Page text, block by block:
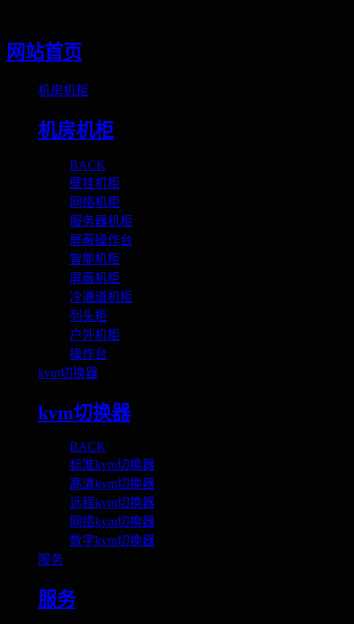
网站首页
机房机柜
机房机柜
BACK
壁挂机柜
网络机柜
服务器机柜
屏蔽操作台
智能机柜
屏蔽机柜
冷通道机柜
列头柜
户外机柜
操作台
kvm切换器
kvm切换器
BACK
标准kvm切换器
高清kvm切换器
远程kvm切换器
网络kvm切换器
数字kvm切换器
服务
服务